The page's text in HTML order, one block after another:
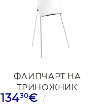
ФЛИПЧАРТ НА
ТРИНОЖНИК
BARRACUDA
13430€